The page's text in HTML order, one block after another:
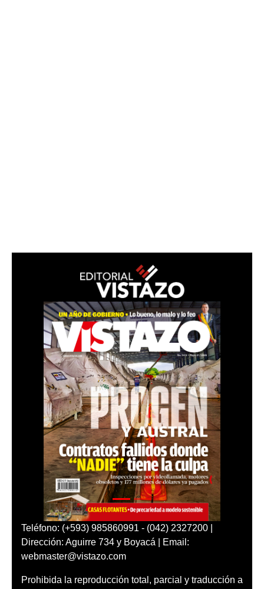
Teléfono: (+593) 985860991 - (042) 2327200 |
Dirección: Aguirre 734 y Boyacá | Email:
webmaster@vistazo.com
Prohibida la reproducción total, parcial y traducción a